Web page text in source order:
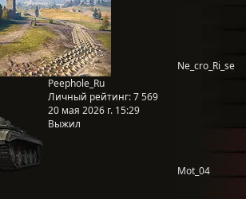
Peephole_Ru
Личный рейтинг:7 569
20 мая 2026 г. 15:29
Выжил
Ne_cro_Ri_se
Mot_04